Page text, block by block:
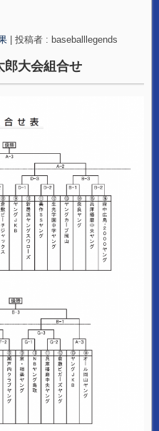
投稿者 : baseballlegends
郎大会組合せ